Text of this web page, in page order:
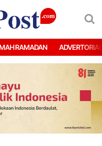
RAMADAN ADVERTORIAL